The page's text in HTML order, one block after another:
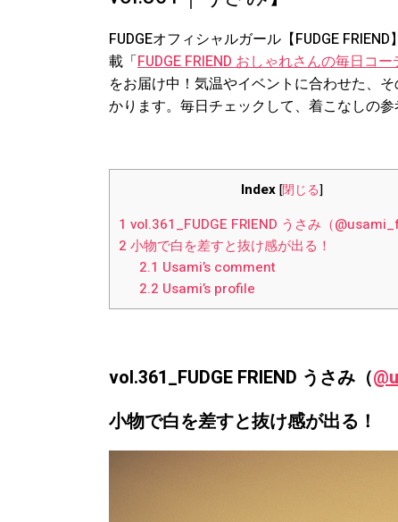
FUDGEオフィシャルガール【FUDGE
載「FUDGE FRIEND おしゃれさんの毎日コ
をお届け中！気温やイベントに合わせた、
かります。毎日チェックして、着こなしの参
Index [閉じる]
1 vol.361_FUDGE FRIEND うさみ（
2 小物で白を差すと抜け感が出る！
2.1 Usami’s comment
2.2 Usami’s profile
vol.361_FUDGE FRIEND うさみ（
小物で白を差すと抜け感が出る！